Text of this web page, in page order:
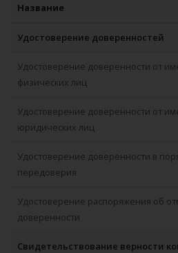
Название
Удостоверение доверенностей
Удостоверение доверенности от
физических лиц
Удостоверение доверенности от
юридических лиц
Удостоверение доверенности в
передоверия
Удостоверение распоряжения об
доверенности
Свидетельствование верности